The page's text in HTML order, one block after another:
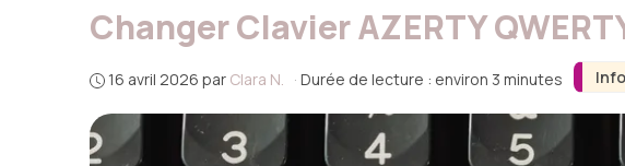
Changer Clavier AZERTY
16 avril 2026 par Clara N. · Durée de lecture : environ 3 minutes